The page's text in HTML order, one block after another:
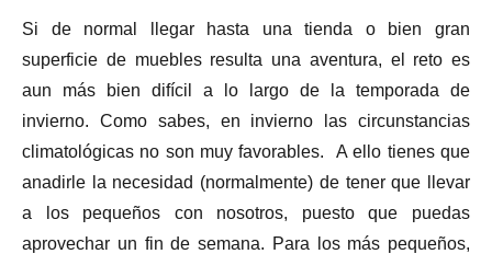
Si de normal llegar hasta una tienda o bien gran
superficie de muebles resulta una aventura, el reto es
aun más bien difícil a lo largo de la temporada de
invierno. Como sabes, en invierno las circunstancias
climatológicas no son muy favorables. A ello tienes que
anadirle la necesidad (normalmente) de tener que llevar
a los pequeños con nosotros, puesto que puedas
aprovechar un fin de semana. Para los más pequeños,